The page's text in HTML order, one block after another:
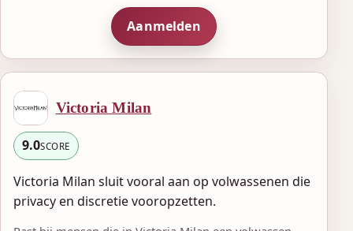
Aanmelden
Victoria Milan
9.0SCORE
Victoria Milan sluit vooral aan op volwassenen die
privacy en discretie vooropzetten.